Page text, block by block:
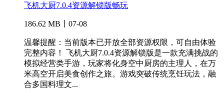
飞机大厨7.0.4资源解锁版畅玩
186.62 MB丨07-08
温馨提醒：当前版本已开放全部资源权限，可自由体验
完整内容！ 飞机大厨7.0.4资源解锁版是一款充满挑战的
模拟经营类手游，玩家将化身空中厨房的主理人，在万
米高空开启美食创作之旅。游戏突破传统烹饪玩法，融
合多国料理文...